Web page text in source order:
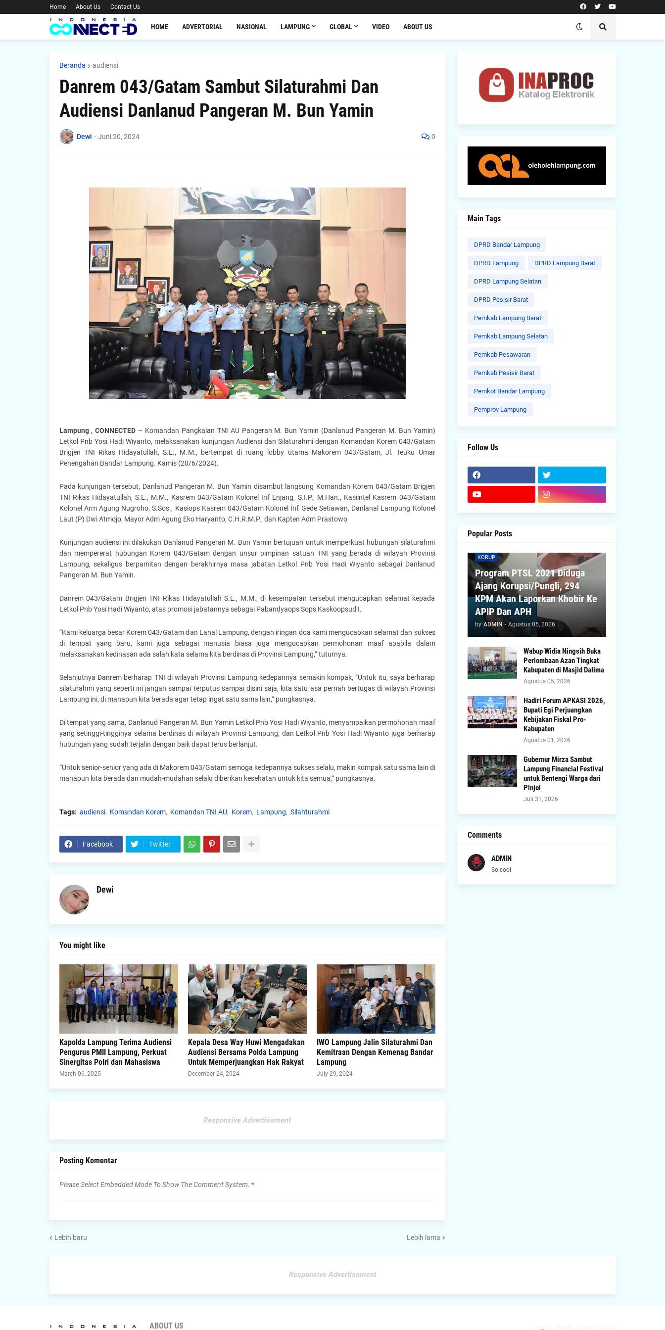
Home About Us Contact Us
HOME ADVERTORIAL NASIONAL LAMPUNG GLOBAL VIDEO ABOUT US
Beranda audiensi
Danrem 043/Gatam Sambut Silaturahmi Dan
Audiensi Danlanud Pangeran M. Bun Yamin
Dewi - Juni 20, 2024 0
Lampung , CONNECTED – Komandan Pangkalan TNI AU Pangeran M. Bun Yamin (Danlanud Pangeran M. Bun Yamin)
Letkol Pnb Yosi Hadi Wiyanto, melaksanakan kunjungan Audiensi dan Silaturahmi dengan Komandan Korem 043/Gatam
Brigjen TNI Rikas Hidayatullah, S.E., M.M., bertempat di ruang lobby utama Makorem 043/Gatam, Jl. Teuku Umar
Penengahan Bandar Lampung. Kamis (20/6/2024).
Pada kunjungan tersebut, Danlanud Pangeran M. Bun Yamin disambut langsung Komandan Korem 043/Gatam Brigjen
TNI Rikas Hidayatullah, S.E., M.M., Kasrem 043/Gatam Kolonel Inf Enjang, S.I.P., M.Han., Kasiintel Kasrem 043/Gatam
Kolonel Arm Agung Nugroho, S.Sos., Kasiops Kasrem 043/Gatam Kolonel Inf Gede Setiawan, Danlanal Lampung Kolonel
Laut (P) Dwi Atmojo, Mayor Adm Agung Eko Haryanto, C.H.R.M.P., dan Kapten Adm Prastowo
Kunjungan audiensi ini dilakukan Danlanud Pangeran M. Bun Yamin bertujuan untuk memperkuat hubungan silaturahmi
dan mempererat hubungan Korem 043/Gatam dengan unsur pimpinan satuan TNI yang berada di wilayah Provinsi
Lampung, sekaligus berpamitan dengan berakhirnya masa jabatan Letkol Pnb Yosi Hadi Wiyanto sebagai Danlanud
Pangeran M. Bun Yamin.
Danrem 043/Gatam Brigjen TNI Rikas Hidayatullah S.E., M.M., di kesempatan tersebut mengucapkan selamat kepada
Letkol Pnb Yosi Hadi Wiyanto, atas promosi jabatannya sebagai Pabandyaops Sops Kaskoopsud I.
“Kami keluarga besar Korem 043/Gatam dan Lanal Lampung, dengan iringan doa kami mengucapkan selamat dan sukses
di tempat yang baru, kami juga sebagai manusia biasa juga mengucapkan permohonan maaf apabila dalam
melaksanakan kedinasan ada salah kata selama kita berdinas di Provinsi Lampung,“ tuturnya.
Selanjutnya Danrem berharap TNI di wilayah Provinsi Lampung kedepannya semakin kompak, “Untuk itu, saya berharap
silaturahmi yang seperti ini jangan sampai terputus sampai disini saja, kita satu asa pernah bertugas di wilayah Provinsi
Lampung ini, di manapun kita berada agar tetap ingat satu sama lain,“ pungkasnya.
Di tempat yang sama, Danlanud Pangeran M. Bun Yamin Letkol Pnb Yosi Hadi Wiyanto, menyampaikan permohonan maaf
yang setinggi-tingginya selama berdinas di wilayah Provinsi Lampung, dan Letkol Pnb Yosi Hadi Wiyanto juga berharap
hubungan yang sudah terjalin dengan baik dapat terus berlanjut.
“Untuk senior-senior yang ada di Makorem 043/Gatam semoga kedepannya sukses selalu, makin kompak satu sama lain di
manapun kita berada dan mudah-mudahan selalu diberikan kesehatan untuk kita semua,“ pungkasnya.
Tags: audiensi Komandan Korem Komandan TNI AU Korem Lampung Silahturahmi
Facebook Twitter
Dewi
You might like
Kapolda Lampung Terima Audiensi
Pengurus PMII Lampung, Perkuat
Sinergitas Polri dan Mahasiswa
March 06, 2025
Kepala Desa Way Huwi Mengadakan
Audiensi Bersama Polda Lampung
Untuk Memperjuangkan Hak Rakyat
December 24, 2024
IWO Lampung Jalin Silaturahmi Dan
Kemitraan Dengan Kemenag Bandar
Lampung
July 29, 2024
Responsive Advertisement
Posting Komentar
Please Select Embedded Mode To Show The Comment System. *
Lebih baru Lebih lama
Main Tags
DPRD Bandar Lampung
DPRD Lampung DPRD Lampung Barat
DPRD Lampung Selatan
DPRD Pesisir Barat
Pemkab Lampung Barat
Pemkab Lampung Selatan
Pemkab Pesawaran
Pemkab Pesisir Barat
Pemkot Bandar Lampung
Pemprov Lampung
Follow Us
Popular Posts
KORUP
Program PTSL 2021 Diduga
Ajang Korupsi/Pungli, 294
KPM Akan Laporkan Khobir Ke
APIP Dan APH
by ADMIN - Agustus 05, 2026
Wabup Widia Ningsih Buka
Perlombaan Azan Tingkat
Kabupaten di Masjid Dalima
Agustus 05, 2026
Hadiri Forum APKASI 2026,
Bupati Egi Perjuangkan
Kebijakan Fiskal Pro-
Kabupaten
Agustus 01, 2026
Gubernur Mirza Sambut
Lampung Financial Festival
untuk Bentengi Warga dari
Pinjol
Juli 31, 2026
Comments
ADMIN
So cool
Responsive Advertisement
ABOUT US